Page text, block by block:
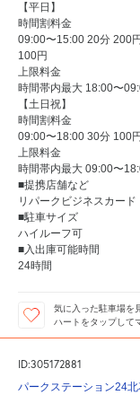
【平日】
時間割料金
09:00〜15:00 20分 200
100円
上限料金
時間帯内最大 18:00〜
【土日祝】
時間割料金
09:00〜18:00 30分 100
上限料金
時間帯内最大 09:00〜
■提携店舗など
リパークビジネスカード
■駐車サイズ
ハイルーフ可
■入出庫可能時間
24時間
気に入った駐車場を
ハートをタップして
ID:305172881
パークステーション24